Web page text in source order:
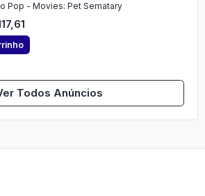
Pop - Movies: Pet Sematary
Todos Anúncios